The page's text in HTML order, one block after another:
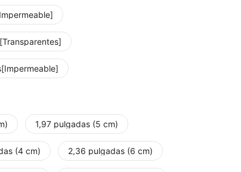
1,97 pulgadas (5 cm)
(4 cm) 2,36 pulgadas (6 cm)